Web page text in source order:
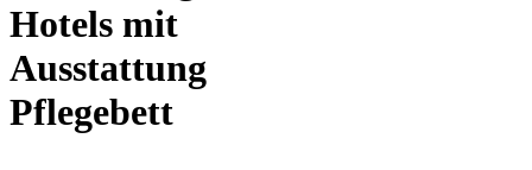
Hotels mit
Ausstattung
Pflegebett